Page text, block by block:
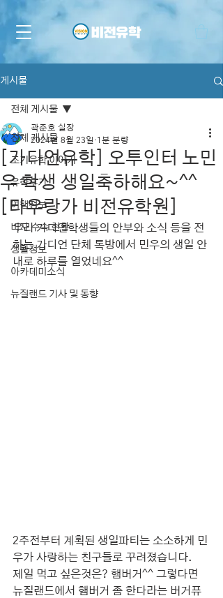
게시물
전체 게시물
조기유학 이야기
유학후기
여행정보
비자 수속 현황
생활정보
아카데미소식
뉴질랜드 기사 및 동향
전체 게시물
[가디언유학] 오투인터 노민
우 학생 생일축하해요~^^
[타우랑가 비전유학원]
곽준호 실장
2024년 8월 23일 1분 분량
우리 가디언학생들의 안부와 소식 등을 전
하는 가디언 단체 톡방에서 민우의 생일 안
내로 하루를 열었네요^^
2주전부터 계획된 생일파티는 소소하게 민
우가 사랑하는 친구들로 꾸려졌습니다.
제일 먹고 싶은것은? 햄버거^^ 그렇다면
뉴질랜드에서 햄버거 좀 한다라는 버거퓨